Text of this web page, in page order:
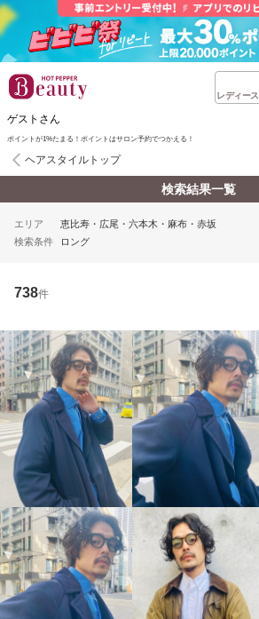
レディース
ゲストさん
ポイントが1%たまる！ポイントはサロン予約でつかえる！
ヘアスタイルトップ
検索結果一覧
エリア
恵比寿・広尾・六本木・麻布・赤坂
検索条件
ロング
738件